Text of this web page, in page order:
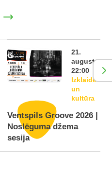
21.
augusts,
22:00
Izklaide
un
kultūra
Ventspils Groove 2026 |
Noslēguma džema
sesija